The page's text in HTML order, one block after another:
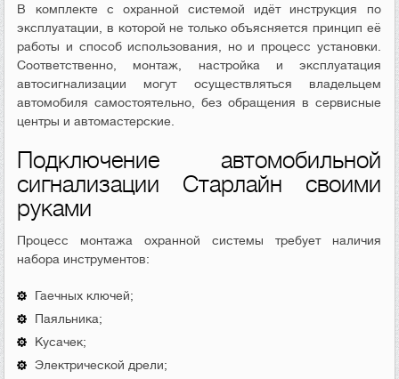
В комплекте с охранной системой идёт инструкция по
эксплуатации, в которой не только объясняется принцип её
работы и способ использования, но и процесс установки.
Соответственно, монтаж, настройка и эксплуатация
автосигнализации могут осуществляться владельцем
автомобиля самостоятельно, без обращения в сервисные
центры и автомастерские.
Подключение автомобильной
сигнализации Старлайн своими
руками
Процесс монтажа охранной системы требует наличия
набора инструментов:
Гаечных ключей;
Паяльника;
Кусачек;
Электрической дрели;